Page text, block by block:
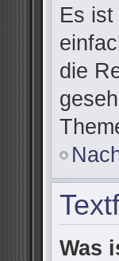
Es
die
Was